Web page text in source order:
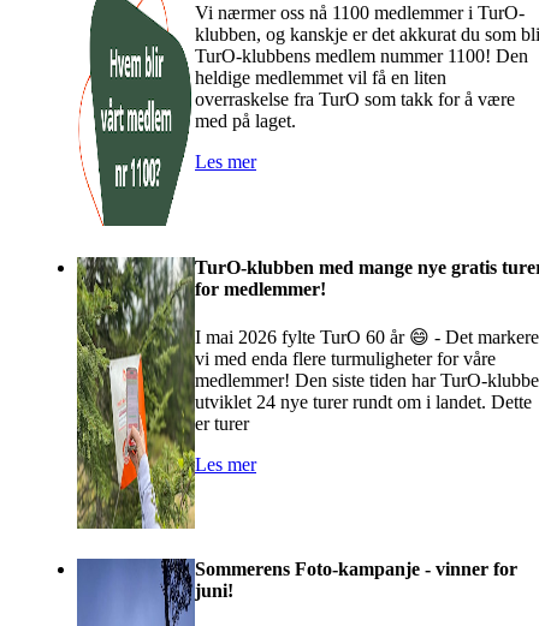
Vi nærmer oss nå 1100 medlemmer i TurO-
klubben, og kanskje er det akkurat du som
TurO-klubbens medlem nummer 1100! Den
heldige medlemmet vil få en liten
overraskelse fra TurO som takk for å være
med på laget.
Les mer
TurO-klubben med mange nye gratis
for medlemmer!
I mai 2026 fylte TurO 60 år 😄 - Det
vi med enda flere turmuligheter for våre
medlemmer! Den siste tiden har TurO-
utviklet 24 nye turer rundt om i landet. Dette
er turer
Les mer
Sommerens Foto-kampanje - vinner for
juni!